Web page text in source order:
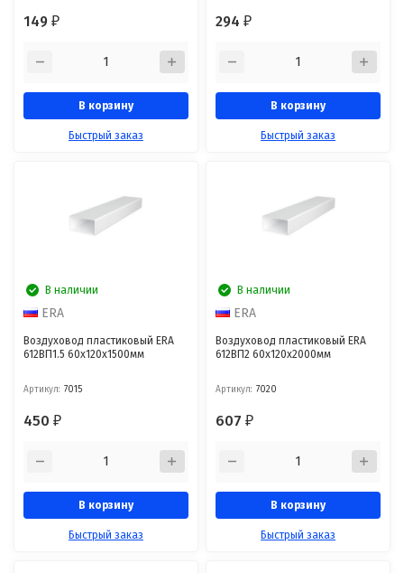
149₽
В корзину
Быстрый заказ
294₽
В корзину
Быстрый заказ
В наличии
ERA
Воздуховод пластиковый ERA
612ВП1.5 60x120x1500мм
Артикул: 7015
450₽
В корзину
Быстрый заказ
В наличии
ERA
Воздуховод пластиковый ERA
612ВП2 60x120x2000мм
Артикул: 7020
607₽
В корзину
Быстрый заказ